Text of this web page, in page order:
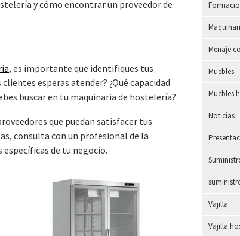
y cómo encontrar un proveedor de
, es importante que identifiques tus
esperas atender? ¿Qué capacidad
buscar en tu maquinaria de hostelería?
que puedan satisfacer tus
consulta con un profesional de la
de tu negocio.
Menaje
Muebles
Muebles
Noticias
Vajilla
Vajilla